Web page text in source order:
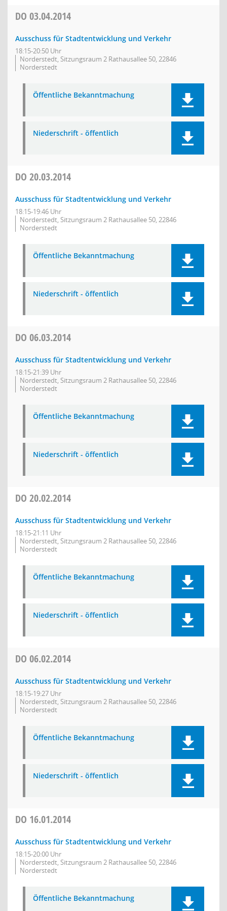
DO 03.04.2014
Ausschuss für Stadtentwicklung und Verkehr
18:15-20:50 Uhr
Norderstedt, Sitzungsraum 2 Rathausallee 50, 22846
Norderstedt
Öffentliche Bekanntmachung
Niederschrift - öffentlich
DO 20.03.2014
Ausschuss für Stadtentwicklung und Verkehr
18:15-19:46 Uhr
Norderstedt, Sitzungsraum 2 Rathausallee 50, 22846
Norderstedt
Öffentliche Bekanntmachung
Niederschrift - öffentlich
DO 06.03.2014
Ausschuss für Stadtentwicklung und Verkehr
18:15-21:39 Uhr
Norderstedt, Sitzungsraum 2 Rathausallee 50, 22846
Norderstedt
Öffentliche Bekanntmachung
Niederschrift - öffentlich
DO 20.02.2014
Ausschuss für Stadtentwicklung und Verkehr
18:15-21:11 Uhr
Norderstedt, Sitzungsraum 2 Rathausallee 50, 22846
Norderstedt
Öffentliche Bekanntmachung
Niederschrift - öffentlich
DO 06.02.2014
Ausschuss für Stadtentwicklung und Verkehr
18:15-19:27 Uhr
Norderstedt, Sitzungsraum 2 Rathausallee 50, 22846
Norderstedt
Öffentliche Bekanntmachung
Niederschrift - öffentlich
DO 16.01.2014
Ausschuss für Stadtentwicklung und Verkehr
18:15-20:00 Uhr
Norderstedt, Sitzungsraum 2 Rathausallee 50, 22846
Norderstedt
Öffentliche Bekanntmachung